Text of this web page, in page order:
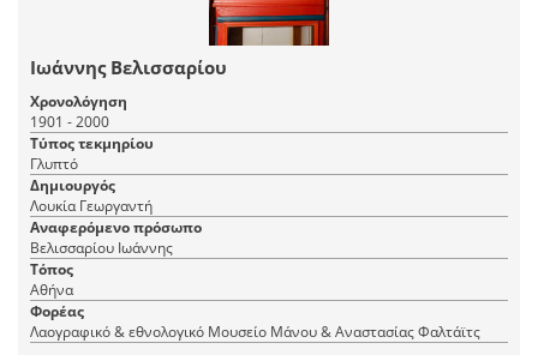
Ιωάννης Βελισσαρίου
Χρονολόγηση
1901 - 2000
Τύπος τεκμηρίου
Γλυπτό
Δημιουργός
Λουκία Γεωργαντή
Αναφερόμενο πρόσωπο
Βελισσαρίου Ιωάννης
Τόπος
Αθήνα
Φορέας
Λαογραφικό & εθνολογικό Μουσείο Μάνου & Αναστασίας Φαλτάϊτς